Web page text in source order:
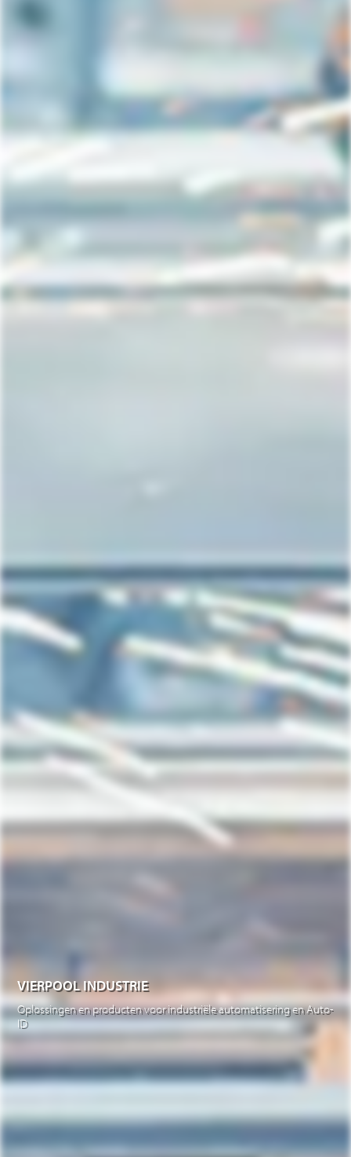
VIERPOOL INDUSTRIE
Oplossingen en producten voor industriële automatisering en Auto-
ID